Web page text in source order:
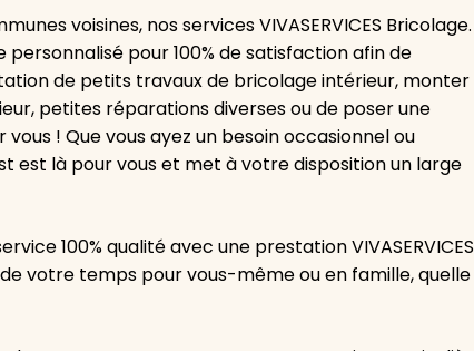
voisines, nos services VIVASERVICES Bricolage.
personnalisé pour 100% de satisfaction afin de
de petits travaux de bricolage intérieur, monter
petites réparations diverses ou de poser une
! Que vous ayez un besoin occasionnel ou
est là pour vous et met à votre disposition un large
100% qualité avec une prestation VIVASERVICES
votre temps pour vous-même ou en famille, quelle